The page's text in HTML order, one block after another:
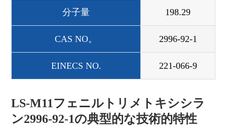
分子量 198.29
CAS NO。 2996-92-1
EINECS NO. 221-066-9
LS-M11フェニルトリメトキシシラ
ン2996-92-1の典型的な技術的特性